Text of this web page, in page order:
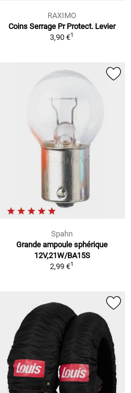
RAXIMO
Coins Serrage Pr Protect. Levier
3,90 €1
Spahn
Grande ampoule sphérique
12V,21W/BA15S
2,99 €1